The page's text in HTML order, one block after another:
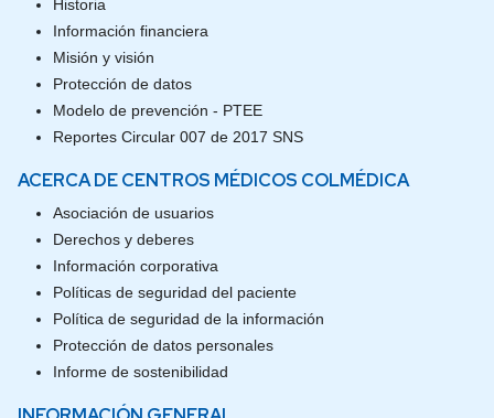
Historia
Información financiera
Misión y visión
Protección de datos
Modelo de prevención - PTEE
Reportes Circular 007 de 2017 SNS
ACERCA DE CENTROS MÉDICOS COLMÉDICA
Asociación de usuarios
Derechos y deberes
Información corporativa
Políticas de seguridad del paciente
Política de seguridad de la información
Protección de datos personales
Informe de sostenibilidad